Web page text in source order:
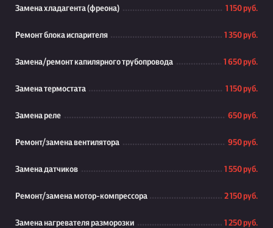
Замена хладагента (фреона) 1 150 руб.
Ремонт блока испарителя 1 350 руб.
Замена/ремонт капилярного трубопровода 1 650 руб.
Замена термостата 1 150 руб.
Замена реле 650 руб.
Ремонт/замена вентилятора 950 руб.
Замена датчиков 1 550 руб.
Ремонт/замена мотор-компрессора 2 150 руб.
Замена нагревателя разморозки 1 250 руб.